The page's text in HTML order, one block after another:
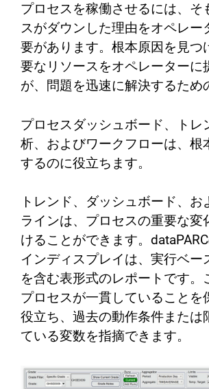
プロセスを稼働させるには、そ
スがダウンした理由をオペレー
要があります。根本原因を見つ
要なリソースをオペレーターに
が、問題を迅速に解決するため
プロセスダッシュボード、トレ
析、およびワークフローは、根
するのに役立ちます。
トレンド、ダッシュボード、お
ラインは、プロセスの重要な変
けることができます。
インディスプレイは、実行ベー
を含む表形式のレポートです。
プロセスが一貫していることを
役立ち、過去の動作条件または
ている変数を指摘できます。